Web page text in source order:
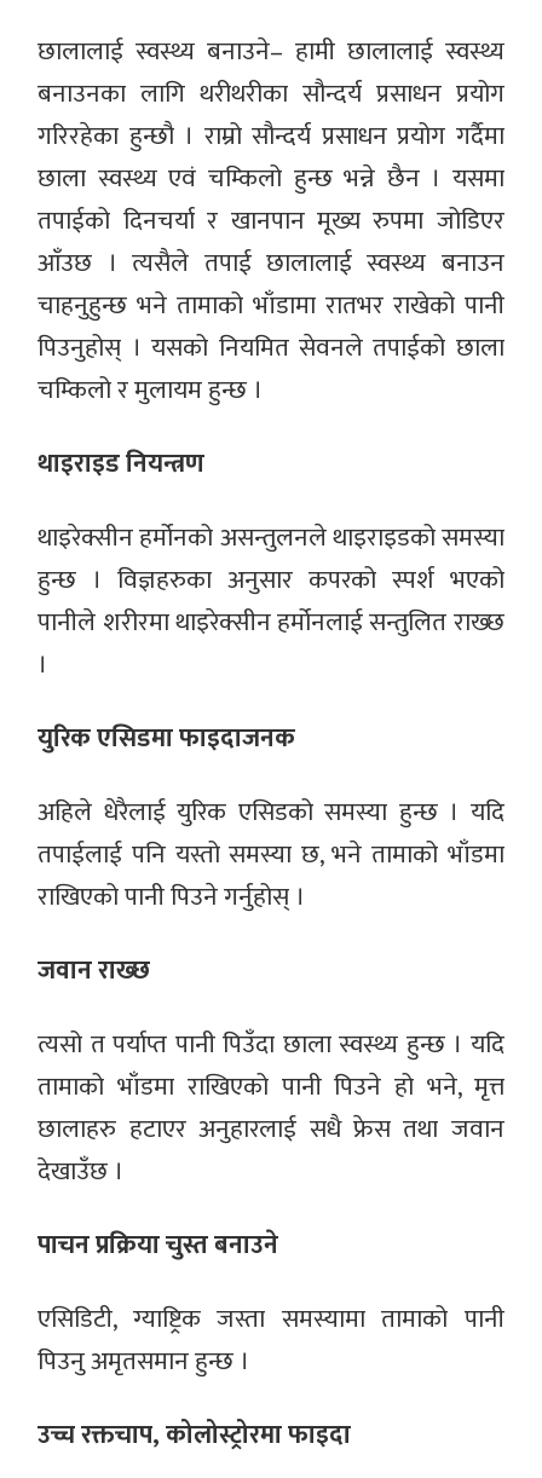
छालालाई स्वस्थ्य बनाउने– हामी छालालाई स्वस्थ्य
बनाउनका लागि थरीथरीका सौन्दर्य प्रसाधन प्रयोग
गरिरहेका हुन्छौ । राम्रो सौन्दर्य प्रसाधन प्रयोग गर्दैमा
छाला स्वस्थ्य एवं चम्किलो हुन्छ भन्ने छैन । यसमा
तपाईको दिनचर्या र खानपान मूख्य रुपमा जोडिएर
आँउछ । त्यसैले तपाई छालालाई स्वस्थ्य बनाउन
चाहनुहुन्छ भने तामाको भाँडामा रातभर राखेको पानी
पिउनुहोस् । यसको नियमित सेवनले तपाईको छाला
चम्किलो र मुलायम हुन्छ ।
थाइराइड नियन्त्रण
थाइरेक्सीन हर्मोनको असन्तुलनले थाइराइडको समस्या
हुन्छ । विज्ञहरुका अनुसार कपरको स्पर्श भएको
पानीले शरीरमा थाइरेक्सीन हर्मोनलाई सन्तुलित राख्छ
।
युरिक एसिडमा फाइदाजनक
अहिले धेरैलाई युरिक एसिडको समस्या हुन्छ । यदि
तपाईलाई पनि यस्तो समस्या छ, भने तामाको भाँडमा
राखिएको पानी पिउने गर्नुहोस् ।
जवान राख्छ
त्यसो त पर्याप्त पानी पिउँदा छाला स्वस्थ्य हुन्छ । यदि
तामाको भाँडमा राखिएको पानी पिउने हो भने, मृत्त
छालाहरु हटाएर अनुहारलाई सधै फ्रेस तथा जवान
देखाउँछ ।
पाचन प्रक्रिया चुस्त बनाउने
एसिडिटी, ग्याष्ट्रिक जस्ता समस्यामा तामाको पानी
पिउनु अमृतसमान हुन्छ ।
उच्च रक्तचाप, कोलोस्ट्रोरमा फाइदा